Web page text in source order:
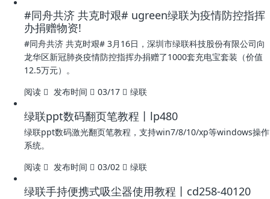
#同舟共济 共克时艰# ugreen绿联为疫情防控指挥
办捐赠物资!
#同舟共济 共克时艰# 3月16日，深圳市绿联科技股份有限公司向
龙华区新冠肺炎疫情防控指挥办捐赠了1000套充电宝套装（价值
12.5万元）。
阅读
发布时间 03/17 绿联
绿联ppt数码翻页笔教程丨lp480
绿联ppt数码激光翻页笔教程，支持win7/8/10/xp等windows操作
系统。
阅读
发布时间 03/02 绿联
绿联手持便携式吸尘器使用教程丨cd258-40120